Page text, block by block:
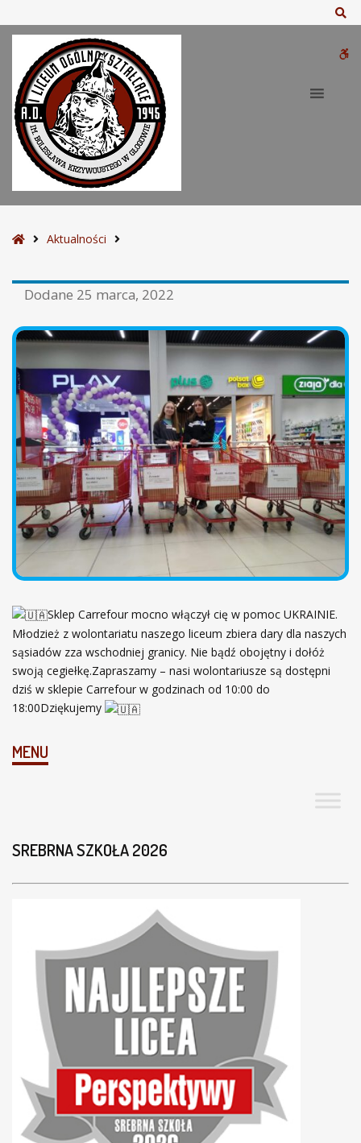
S
o
a
ł
w
n
a
Aktualności
Dodane 25 marca, 2022
Sklep Carrefour mocno włączył cię w pomoc UKRAINIE.
Młodzież z wolontariatu naszego liceum zbiera dary dla naszych
sąsiadów zza wschodniej granicy. Nie bądź obojętny i dołóż
swoją cegiełkę.Zapraszamy – nasi wolontariusze są dostępni
dziś w sklepie Carrefour w godzinach od 10:00 do
18:00Dziękujemy
MENU
SREBRNA SZKOŁA 2026